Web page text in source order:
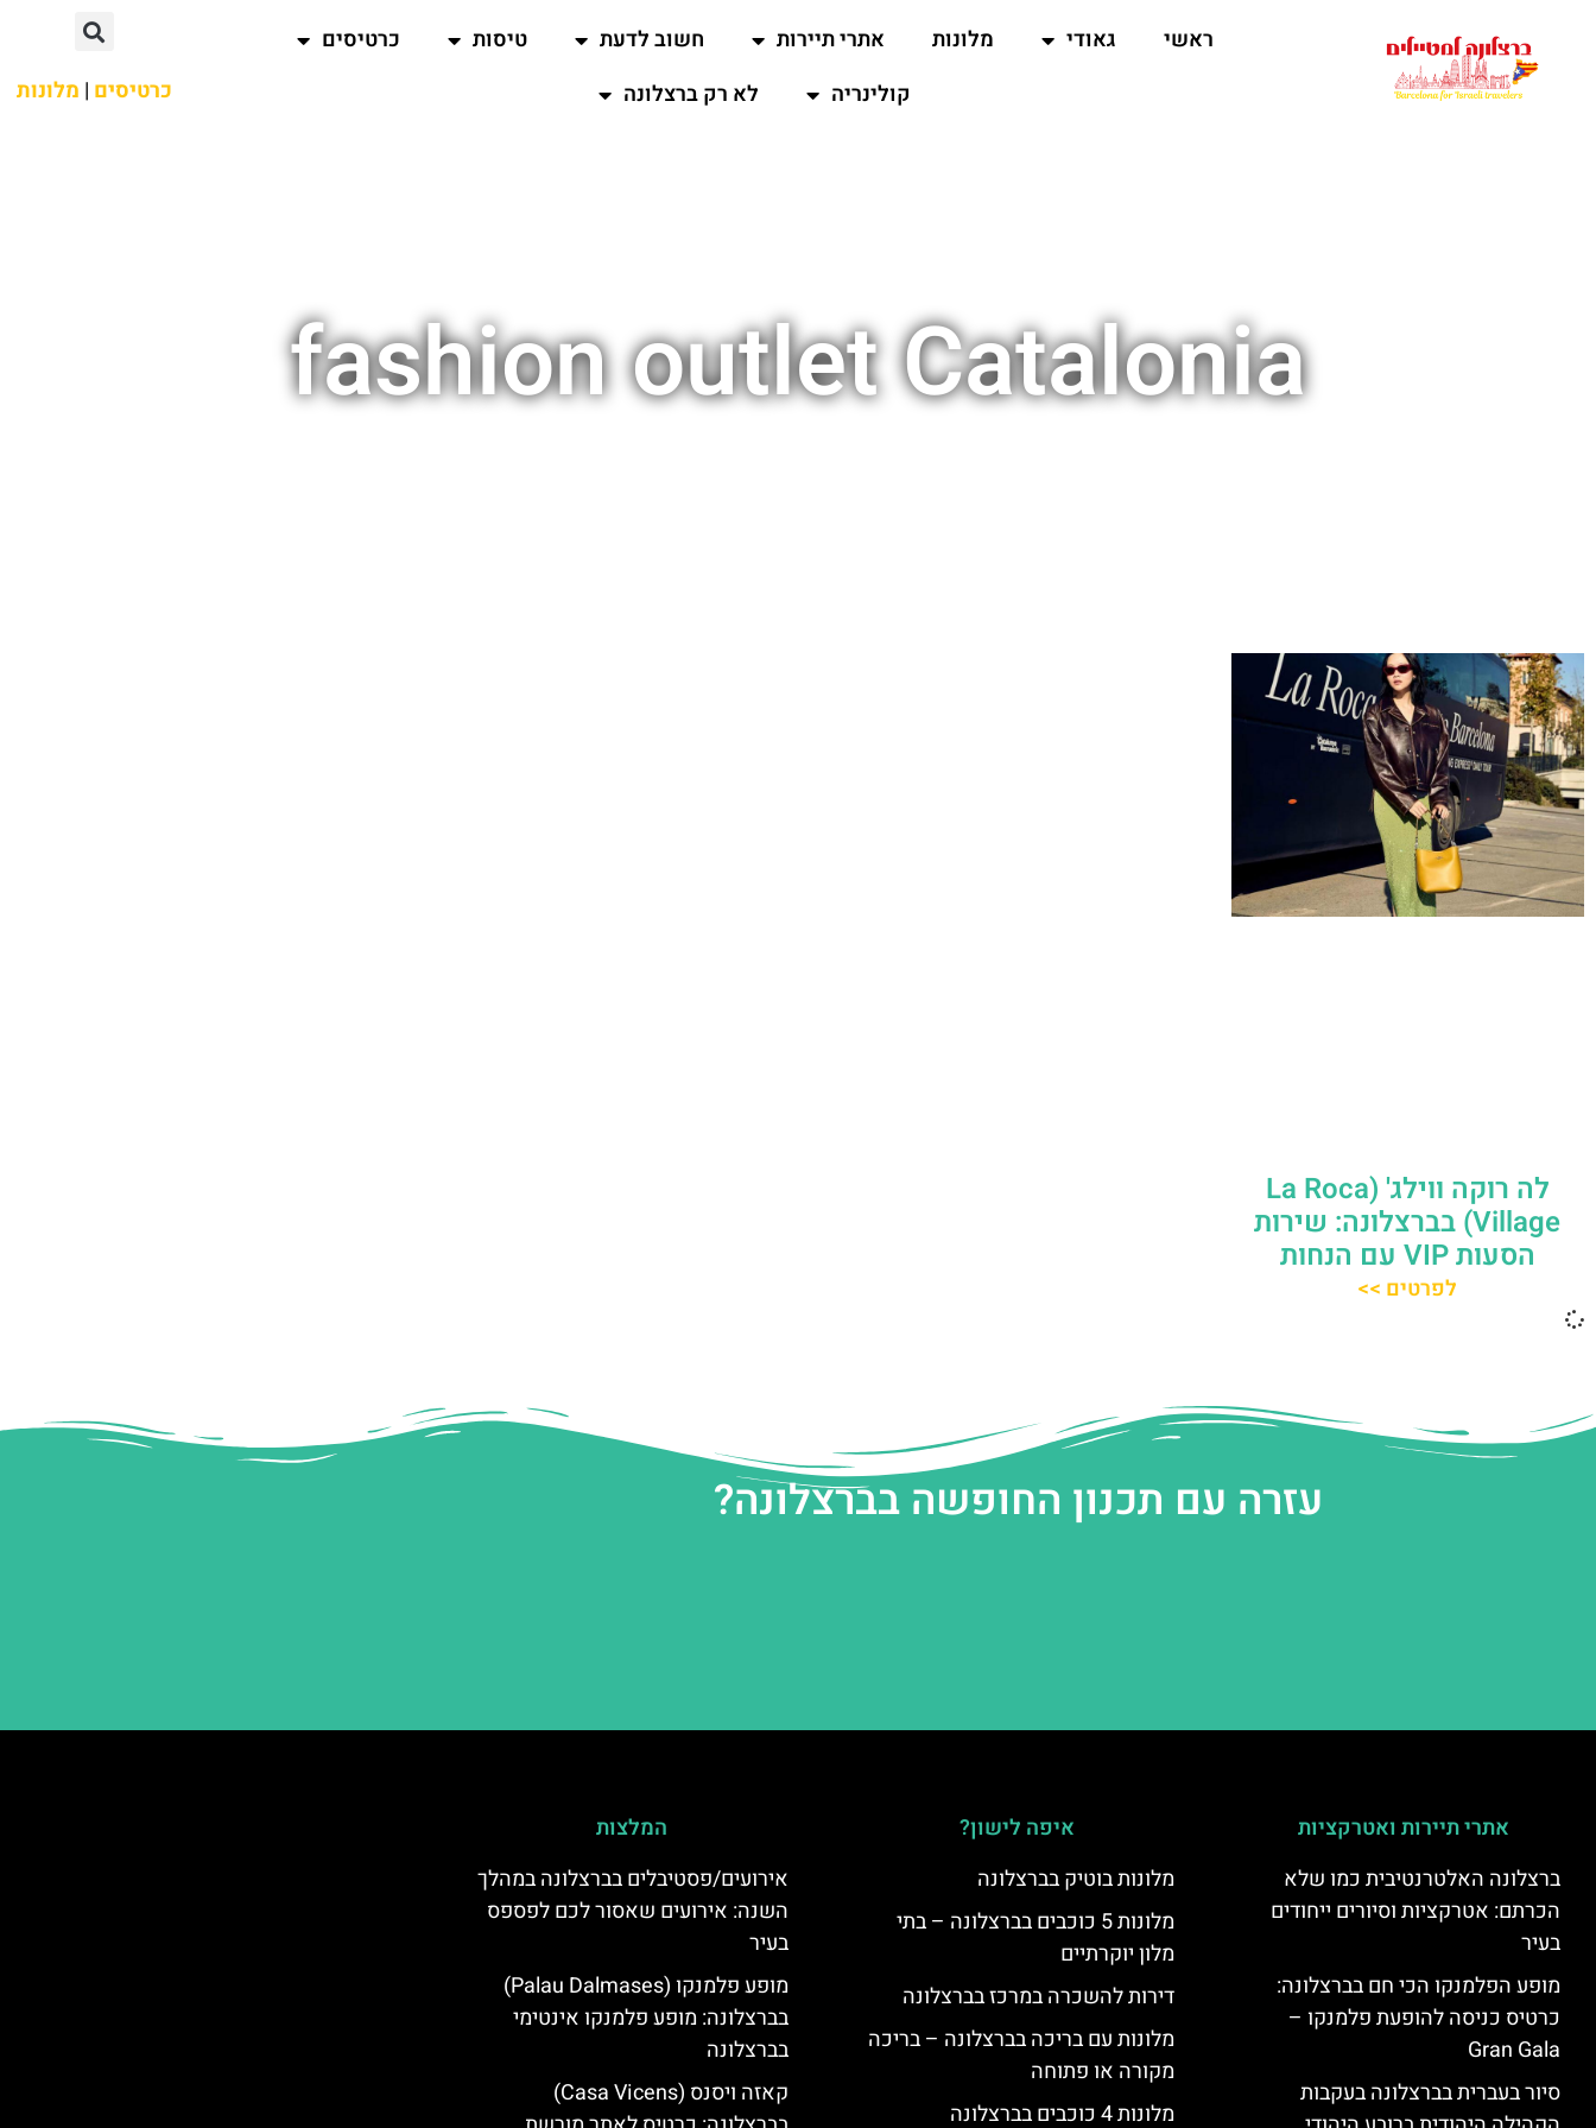
ראשי גאודי מלונות אתרי תיירות חשוב לדעת טיסות
כרטיסים
קולינריה
לא רק ברצלונה כרטיסים | מלונות
fashion outlet Catalonia
לה רוקה ווילג' (La Roca
Village) בברצלונה: שירות
הסעות VIP עם הנחות
לפרטים >>
עזרה עם תכנון החופשה בברצלונה?
אתרי תיירות ואטרקציות
ברצלונה האלטרנטיבית כמו שלא
הכרתם: אטרקציות וסיורים ייחודים
בעיר
מופע הפלמנקו הכי חם בברצלונה:
כרטיס כניסה להופעת פלמנקו –
Gran Gala
סיור בעברית בברצלונה בעקבות
איפה לישון?
מלונות בוטיק בברצלונה
מלונות 5 כוכבים בברצלונה – בתי
מלון יוקרתיים
דירות להשכרה במרכז בברצלונה
מלונות עם בריכה בברצלונה – בריכה
מקורה או פתוחה
מלונות 4 כוכבים בברצלונה
המלצות
אירועים/פסטיבלים בברצלונה במהלך
השנה: אירועים שאסור לכם לפספס
בעיר
מופע פלמנקו (Palau Dalmases)
בברצלונה: מופע פלמנקו אינטימי
בברצלונה
קאזה ויסנס (Casa Vicens)